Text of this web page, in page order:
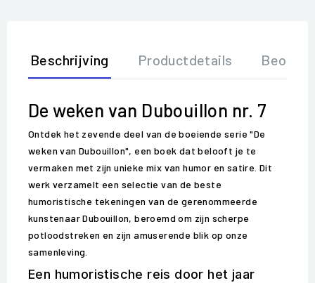
Beschrijving Productdetails
De weken van Dubouillon nr. 7
Ontdek het zevende deel van de boeiende serie "De
weken van Dubouillon", een boek dat belooft je te
vermaken met zijn unieke mix van humor en satire. Dit
werk verzamelt een selectie van de beste
humoristische tekeningen van de gerenommeerde
kunstenaar Dubouillon, beroemd om zijn scherpe
potloodstreken en zijn amuserende blik op onze
samenleving.
Een humoristische reis door het jaar